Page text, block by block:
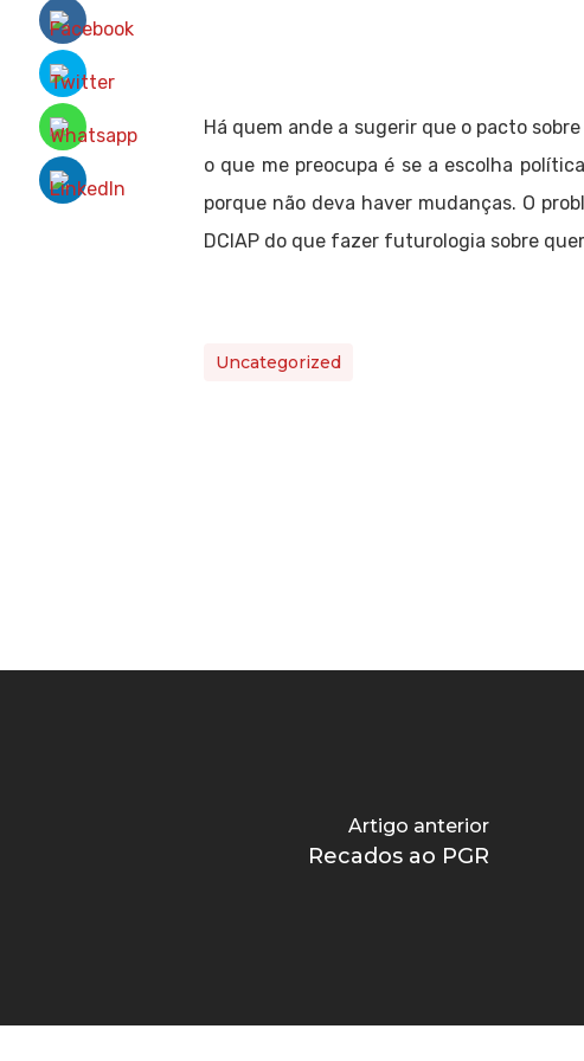
Há quem ande a sugerir que o pacto
o que me preocupa é se a escolha
porque não deva haver mudanças. O
DCIAP do que fazer futurologia sobre
Uncategorized
Artigo anterior
Recados ao PGR